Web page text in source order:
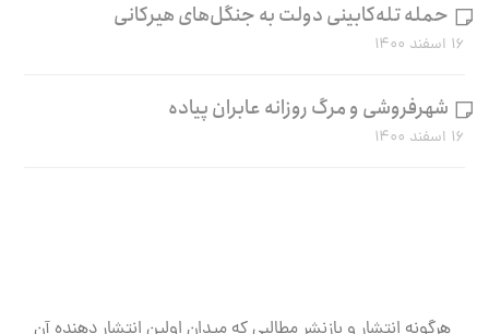
حمله تله‌کابینی دولت به جنگل‌های هیرکانی
۱۶ اسفند ۱۴۰۰
شهرفروشی و مرگ روزانه عابران پیاده
۱۶ اسفند ۱۴۰۰